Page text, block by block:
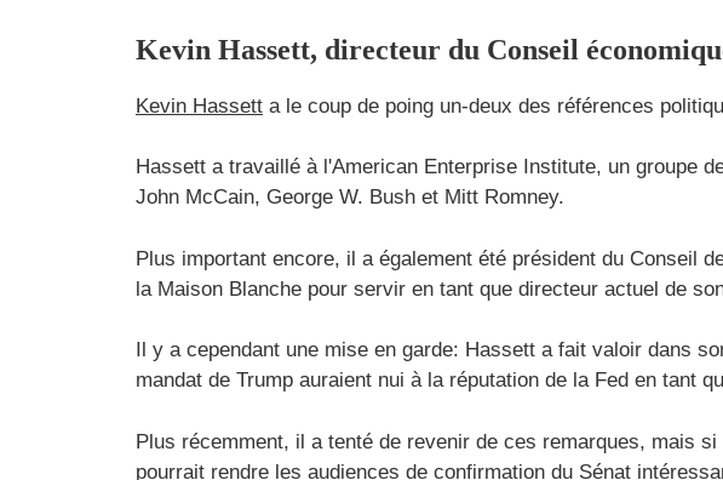
Kevin Hassett, directeur du Conseil
Kevin Hassett a le coup de poing un-deux des références
Hassett a travaillé à l'American Enterprise Institute, un groupe
John McCain, George W. Bush et Mitt Romney.
Plus important encore, il a également été président du Conseil
la Maison Blanche pour servir en tant que directeur actuel de
Il y a cependant une mise en garde: Hassett a fait valoir dans
mandat de Trump auraient nui à la réputation de la Fed en tant
Plus récemment, il a tenté de revenir de ces remarques, mais
pourrait rendre les audiences de confirmation du Sénat